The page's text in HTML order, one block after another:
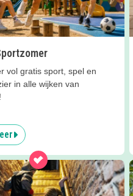
vol gratis sport, spel en
in alle wijken van